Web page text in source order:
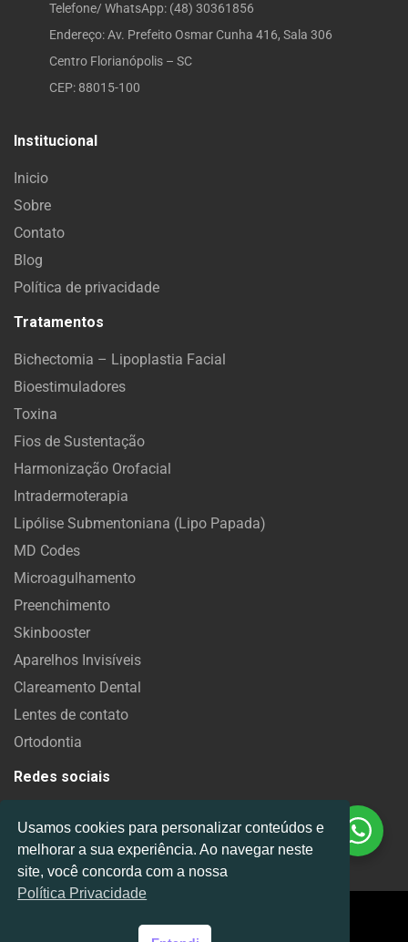
Telefone/ WhatsApp: (48) 30361856
Endereço: Av. Prefeito Osmar Cunha 416, Sala 306
Centro Florianópolis – SC
CEP: 88015-100
Institucional
Inicio
Sobre
Contato
Blog
Política de privacidade
Tratamentos
Bichectomia – Lipoplastia Facial
Bioestimuladores
Toxina
Fios de Sustentação
Harmonização Orofacial
Intradermoterapia
Lipólise Submentoniana (Lipo Papada)
MD Codes
Microagulhamento
Preenchimento
Skinbooster
Aparelhos Invisíveis
Clareamento Dental
Lentes de contato
Ortodontia
Redes sociais
Precisa de ajuda?
Usamos cookies para personalizar conteúdos e
melhorar a sua experiência. Ao navegar neste
site, você concorda com a nossa
Política Privacidade